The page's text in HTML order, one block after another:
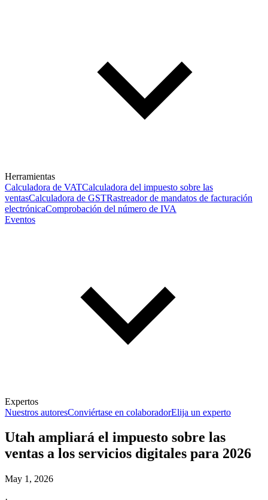
Herramientas
Calculadora de VATCalculadora del impuesto sobre las
ventasCalculadora de GSTRastreador de mandatos de facturación
electrónicaComprobación del número de IVA
Eventos
Expertos
Nuestros autoresConviértase en colaboradorElija un experto
Utah ampliará el impuesto sobre las
ventas a los servicios digitales para 2026
May 1, 2026